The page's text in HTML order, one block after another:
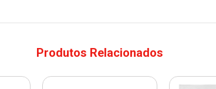
Produtos Relacionados